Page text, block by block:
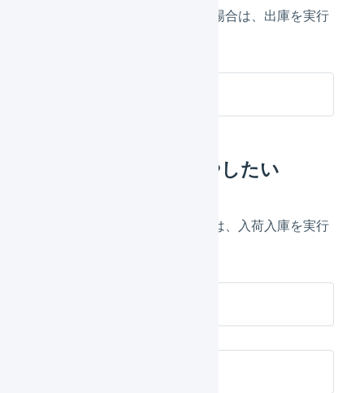
誤って在庫を多く入荷入庫した場合は、出庫を実行
多く出庫した分を増やしたい
誤って在庫を多く出庫した場合は、入荷入庫を実行